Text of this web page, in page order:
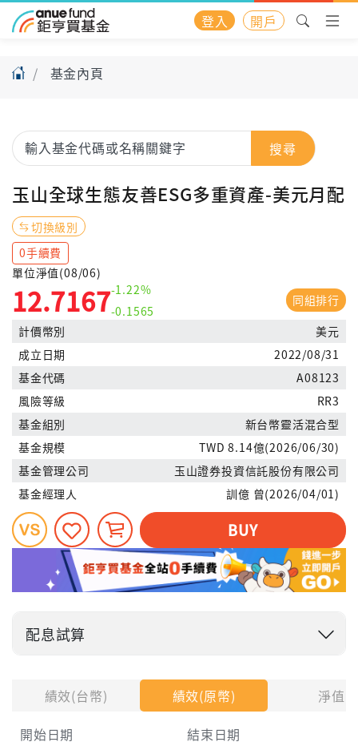
登入 開戶
基金內頁
績效(台幣) 績效(原幣)
淨值
開始日期
結束日期
搜尋
玉山全球生態友善ESG多重資產-美元月配
切換級別
0手續費
單位淨值(08/06)
12.7167-1.22%
-0.1565
同組排行
計價幣別
美元
成立日期
2022/08/31
基金代碼
A08123
風險等級
RR3
基金組別
新台幣靈活混合型
基金規模
TWD 8.14億(2026/06/30)
基金管理公司
玉山證券投資信託股份有限公司
基金經理人
訓億 曾(2026/04/01)
BUY
配息試算
試算區間